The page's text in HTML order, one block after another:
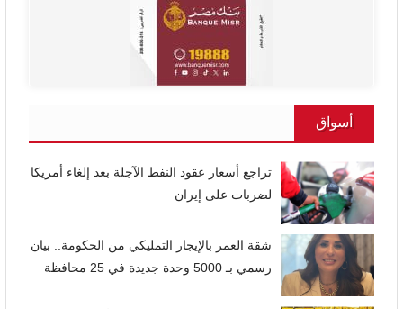
أسواق
تراجع أسعار عقود النفط الآجلة بعد إلغاء أمريكا
لضربات على إيران
شقة العمر بالإيجار التمليكي من الحكومة.. بيان
رسمي بـ 5000 وحدة جديدة في 25 محافظة